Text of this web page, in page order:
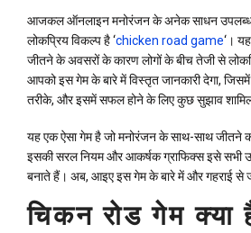
आजकल ऑनलाइन मनोरंजन के अनेक साधन
लोकप्रिय विकल्प है ‘chicken road game‘।
जीतने के अवसरों के कारण लोगों के बीच तेजी से
आपको इस गेम के बारे में विस्तृत जानकारी देगा,
तरीके, और इसमें सफल होने के लिए कुछ सुझाव
यह एक ऐसा गेम है जो मनोरंजन के साथ-साथ जीतने
इसकी सरल नियम और आकर्षक ग्राफिक्स इसे सभी
बनाते हैं। अब, आइए इस गेम के बारे में और गहराई से
चिकन रोड गेम क्या